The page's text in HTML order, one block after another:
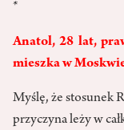
*
Anatol, 28 lat,
mieszka w
Myślę, że stosunek
przyczyna leży w